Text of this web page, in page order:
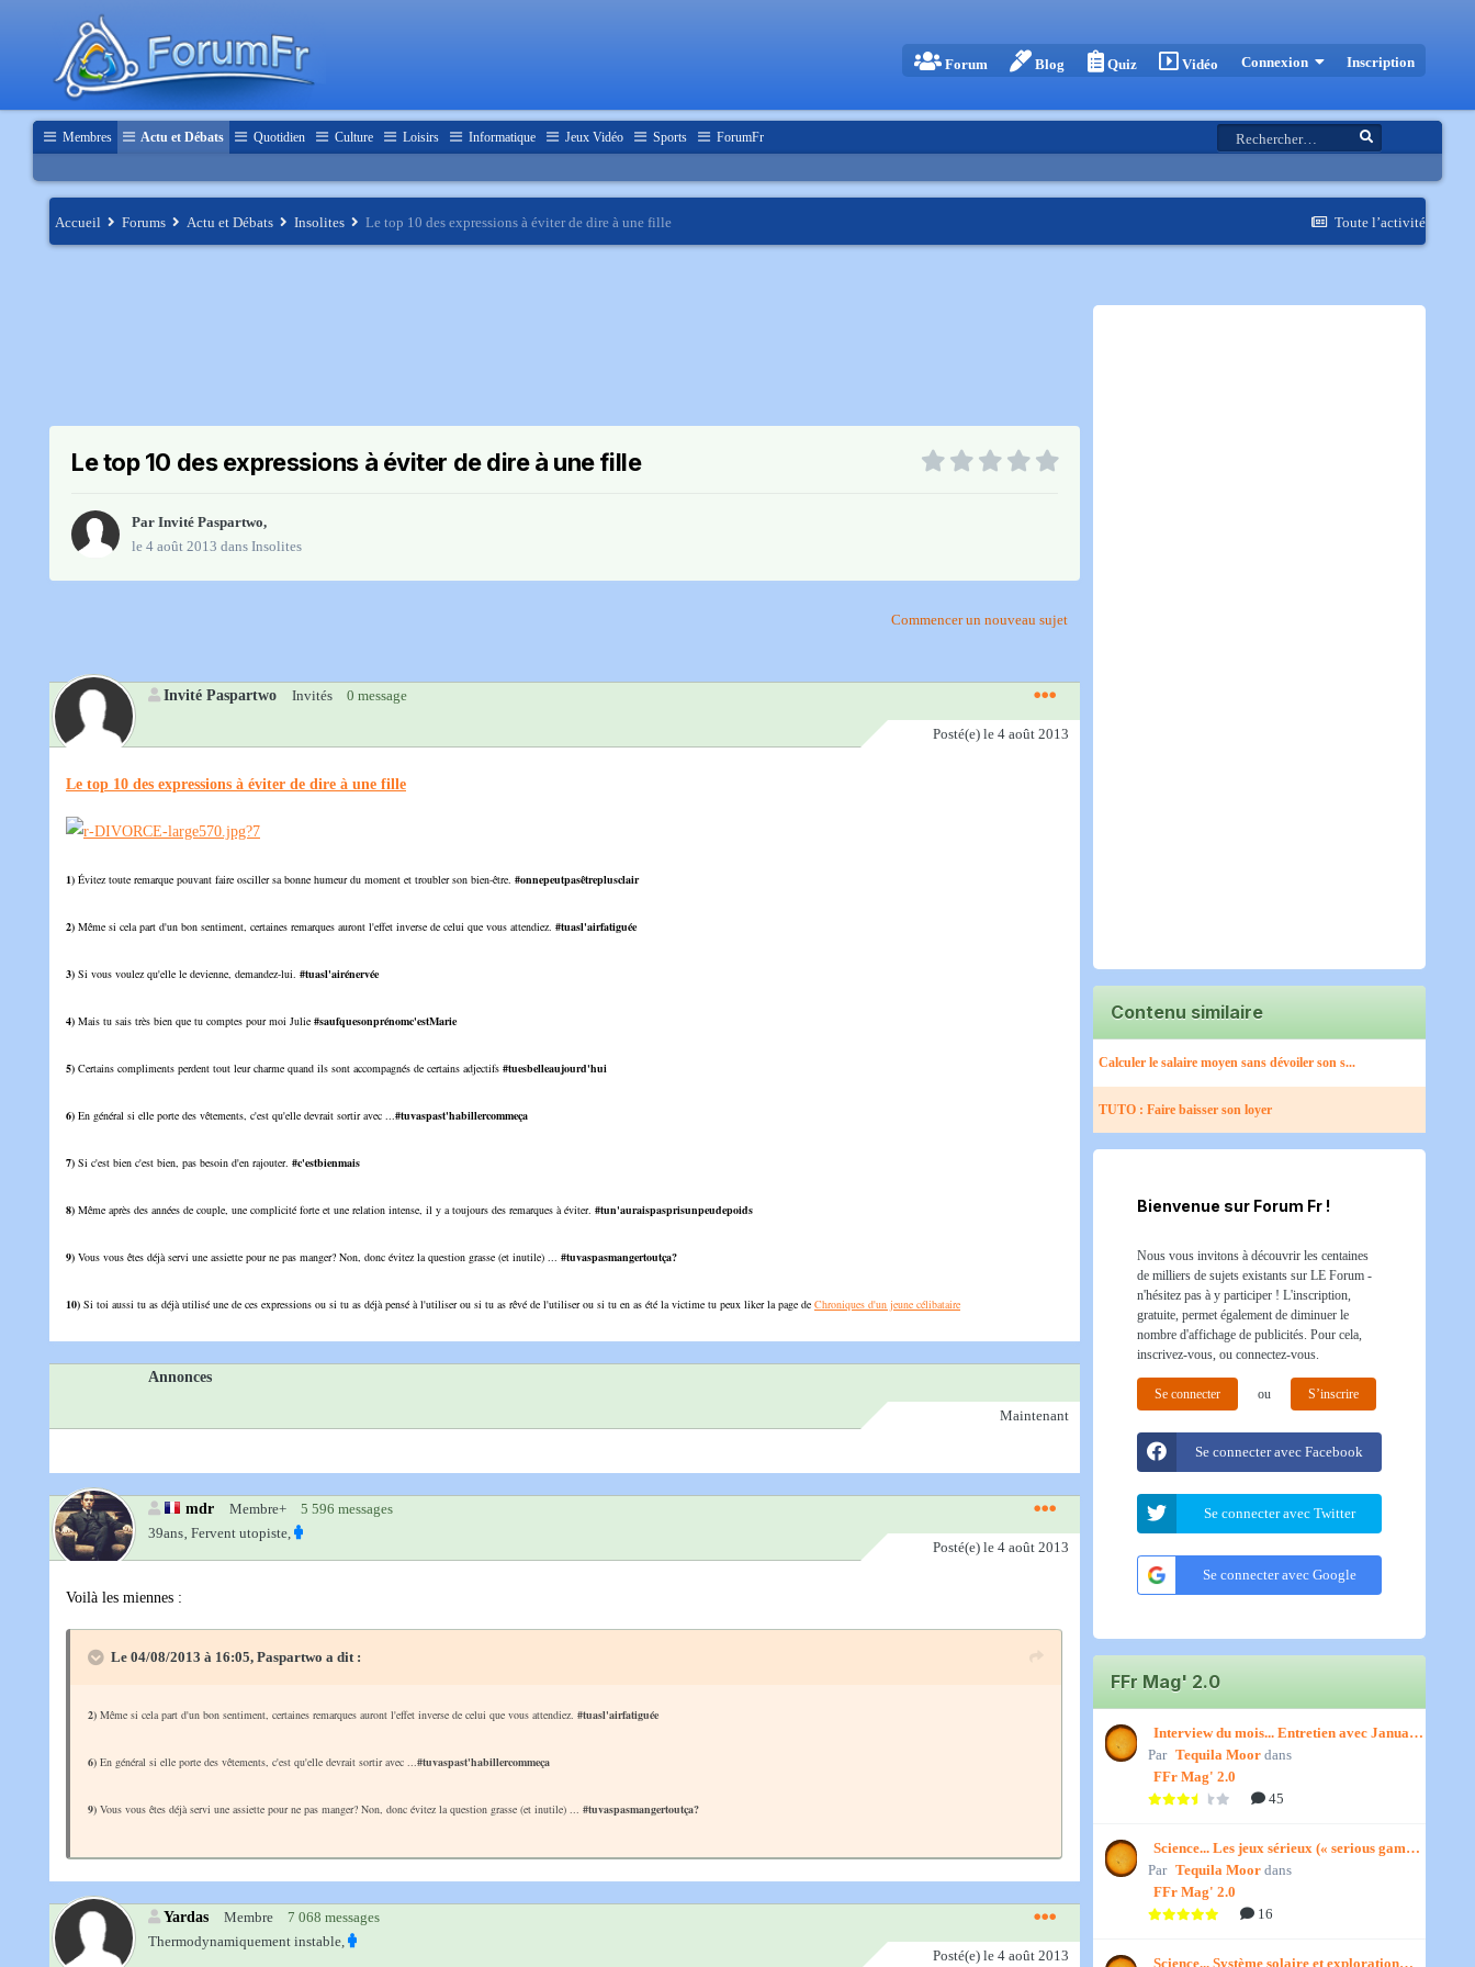
Forum Blog Quiz Vidéo Connexion Inscription
Membres Actu et Débats Quotidien Culture Loisirs Informatique Jeux Vidéo Sports ForumFr
Toute l’activité
Accueil Forums Actu et Débats Insolites Le top 10 des expressions à éviter de dire à une fille
Le top 10 des expressions à éviter de dire à une fille
Par Invité Paspartwo,
le 4 août 2013 dans Insolites
Commencer un nouveau sujet
Invité Paspartwo Invités 0 message
Posté(e) le 4 août 2013
Le top 10 des expressions à éviter de dire à une fille
1) Évitez toute remarque pouvant faire osciller sa bonne humeur du moment et troubler son bien-être. #onnepeutpasêtreplusclair
2) Même si cela part d'un bon sentiment, certaines remarques auront l'effet inverse de celui que vous attendiez. #tuasl'airfatiguée
3) Si vous voulez qu'elle le devienne, demandez-lui. #tuasl'airénervée
4) Mais tu sais très bien que tu comptes pour moi Julie #saufquesonprénomc'estMarie
5) Certains compliments perdent tout leur charme quand ils sont accompagnés de certains adjectifs #tuesbelleaujourd'hui
6) En général si elle porte des vêtements, c'est qu'elle devrait sortir avec ...#tuvaspast'habillercommeça
7) Si c'est bien c'est bien, pas besoin d'en rajouter. #c'estbienmais
8) Même après des années de couple, une complicité forte et une relation intense, il y a toujours des remarques à éviter. #tun'auraispasprisunpeudepoids
9) Vous vous êtes déjà servi une assiette pour ne pas manger? Non, donc évitez la question grasse (et inutile) ... #tuvaspasmangertoutça?
10) Si toi aussi tu as déjà utilisé une de ces expressions ou si tu as déjà pensé à l'utiliser ou si tu as rêvé de l'utiliser ou si tu en as été la victime tu peux liker la page de Chroniques d'un jeune célibataire
Annonces
Maintenant
mdr Membre+
5 596 messages
39ans‚ Fervent utopiste,
Posté(e) le 4 août 2013
Voilà les miennes :
Le 04/08/2013 à 16:05, Paspartwo a dit :
2) Même si cela part d'un bon sentiment, certaines remarques auront l'effet inverse de celui que vous attendiez. #tuasl'airfatiguée
6) En général si elle porte des vêtements, c'est qu'elle devrait sortir avec ...#tuvaspast'habillercommeça
9) Vous vous êtes déjà servi une assiette pour ne pas manger? Non, donc évitez la question grasse (et inutile) ... #tuvaspasmangertoutça?
Yardas Membre
7 068 messages
Thermodynamiquement instable,
Posté(e) le 4 août 2013
Contenu similaire
Calculer le salaire moyen sans dévoiler son s...
TUTO : Faire baisser son loyer
Bienvenue sur Forum Fr !
Nous vous invitons à découvrir les centaines
de milliers de sujets existants sur LE Forum -
n'hésitez pas à y participer ! L'inscription,
gratuite, permet également de diminuer le
nombre d'affichage de publicités. Pour cela,
inscrivez-vous, ou connectez-vous.
Se connecter ou S’inscrire
Se connecter avec Facebook
Se connecter avec Twitter
Se connecter avec Google
FFr Mag' 2.0
Interview du mois... Entretien avec January,
par Titenath
Par Tequila Moor dans
FFr Mag' 2.0
45
Science... Les jeux sérieux (« serious games
») par Jedino
Par Tequila Moor dans
FFr Mag' 2.0
16
Science... Système solaire et exploration